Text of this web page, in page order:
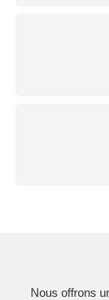
Nous offrons